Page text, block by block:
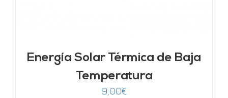
Energía Solar Térmica de Baja
Temperatura
9,00€